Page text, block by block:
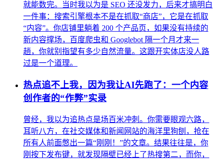
就能数完。当时我以为是 SEO 还没发力，后来才搞明白
一件事：搜索引擎根本不是在抓取“商店”，它是在抓取
“内容”。你店铺里躺着 200 个产品页，如果没有持续的
新内容撑场，百度爬虫和 Googlebot 隔一个月才来一
趟，你就别指望有多少自然流量。这跟开实体店没人路
过是一个道理。
热点追不上我，因为我让AI先跑了：一个内容
创作者的“作弊”实录
曾经，我以为追热点是场百米冲刺。你需要眼观六路，
耳听八方，在社交媒体和新闻网站的海洋里狗刨，抢在
所有人前面憋出一篇“刚刚！”的文章。结果往往是，你
刚按下发布键，就发现隔壁已经上了热搜第二，而你，